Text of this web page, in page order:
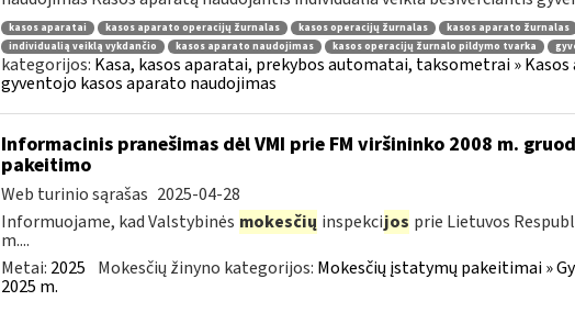
kasos aparatai kasos aparato operacijų žurnalas kasos operacijų žurnalas kasos aparato žurnalas
individualią veiklą vykdančio
kasos aparato naudojimas kasos operacijų žurnalo pildymo tvarka
kategorijos: Kasa, kasos aparatai, prekybos automatai, taksometrai »
gyventojo kasos aparato naudojimas
Informacinis pranešimas dėl VMI prie FM viršininko 2008 m.
pakeitimo
Web turinio sąrašas 2025-04-28
Informuojame, kad Valstybinės mokesčių inspekcijos prie Lietuvos
m....
Metai: 2025 Mokesčių žinyno kategorijos: Mokesčių įstatymų pakeitimai »
2025 m.